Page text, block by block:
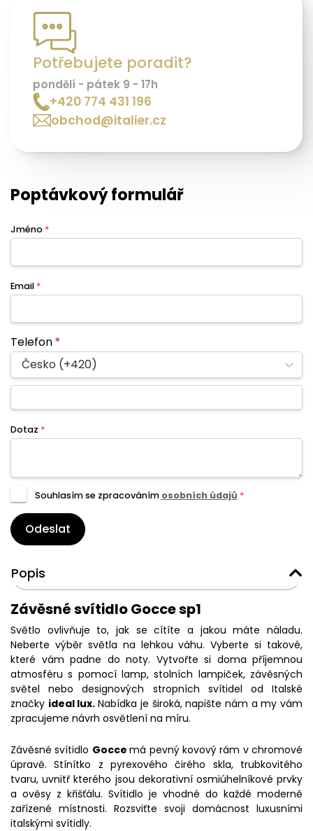
Potřebujete poradit?
pondělí - pátek 9 - 17h
+420 774 431 196
obchod@italier.cz
Poptávkový formulář
Jméno *
Email *
Telefon*
Česko (+420)
Dotaz *
Souhlasím se zpracováním osobních údajů *
Odeslat
Popis
Závěsné svítidlo Gocce sp1
Světlo ovlivňuje to, jak se cítíte a jakou máte náladu.
Neberte výběr světla na lehkou váhu. Vyberte si takové,
které vám padne do noty. Vytvořte si doma příjemnou
atmosféru s pomocí lamp, stolních lampiček, závěsných
světel nebo designových stropních svítidel od Italské
značky ideal lux.Nabídka je široká, napište nám a my vám
zpracujeme návrh osvětlení na míru.
Závěsné svítidlo Goccemá pevný kovový rám v chromové
úpravě. Stínítko z pyrexového čirého skla, trubkovitého
tvaru, uvnitř kterého jsou dekorativní osmiúhelníkové prvky
a ověsy z křišťálu. Svítidlo je vhodné do každé moderně
zařízené místnosti. Rozsviťte svoji domácnost luxusními
italskými svítidly.